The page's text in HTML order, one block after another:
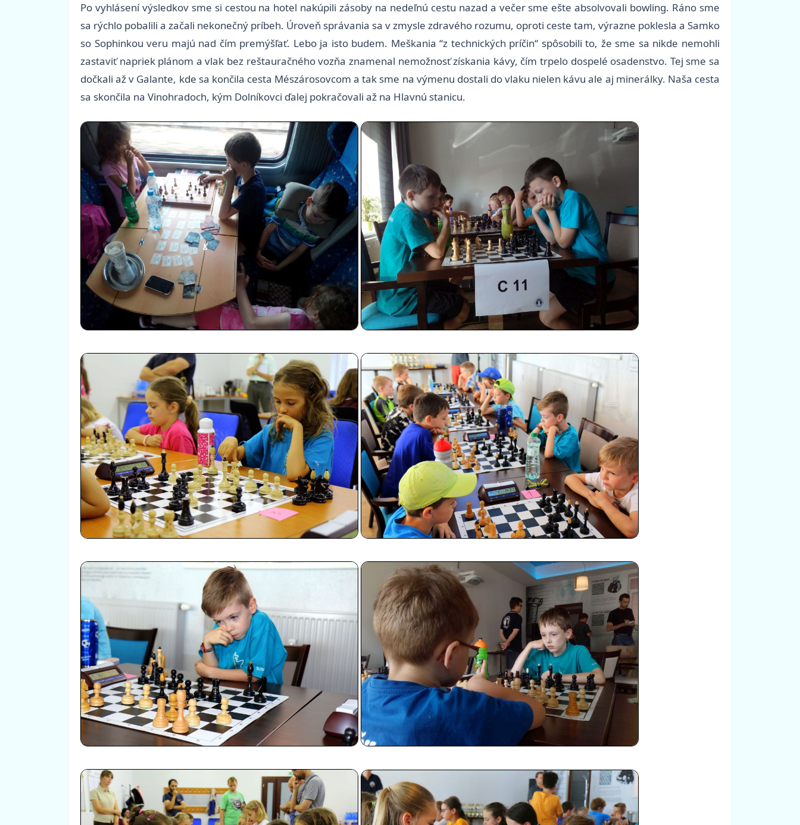
Po vyhlásení výsledkov sme si cestou na hotel nakúpili zásoby na nedeľnú cestu nazad a večer sme ešte absolvovali bowling. Ráno sme
sa rýchlo pobalili a začali nekonečný príbeh. Úroveň správania sa v zmysle zdravého rozumu, oproti ceste tam, výrazne poklesla a Samko
so Sophinkou veru majú nad čím premýšľať. Lebo ja isto budem. Meškania “z technických príčin“ spôsobili to, že sme sa nikde nemohli
zastaviť napriek plánom a vlak bez reštauračného vozňa znamenal nemožnosť získania kávy, čím trpelo dospelé osadenstvo. Tej sme sa
dočkali až v Galante, kde sa končila cesta Mészárosovcom a tak sme na výmenu dostali do vlaku nielen kávu ale aj minerálky. Naša cesta
sa skončila na Vinohradoch, kým Dolníkovci ďalej pokračovali až na Hlavnú stanicu.